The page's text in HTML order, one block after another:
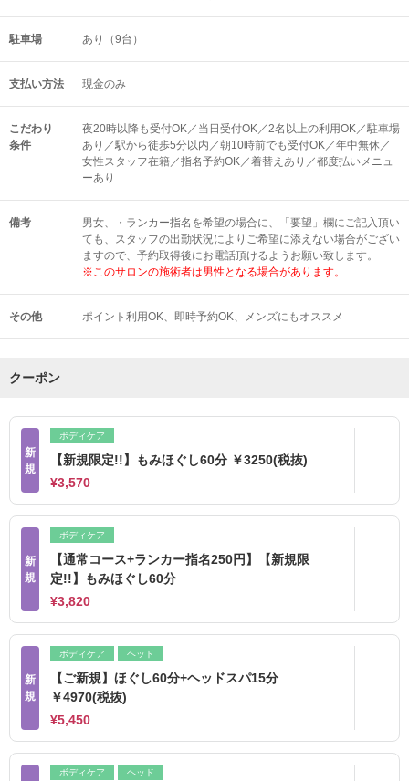
駐車場 あり（9台）
支払い方法 現金のみ
こだわり
条件
夜20時以降も受付OK／当日受付OK／2名以上の利用OK／駐車場
あり／駅から徒歩5分以内／朝10時前でも受付OK／年中無休／
女性スタッフ在籍／指名予約OK／着替えあり／都度払いメニュ
ーあり
備考
男女、・ランカー指名を希望の場合に、「要望」欄にご記入頂い
ても、スタッフの出勤状況によりご希望に添えない場合がござい
ますので、予約取得後にお電話頂けるようお願い致します。
※このサロンの施術者は男性となる場合があります。
その他 ポイント利用OK 即時予約OK メンズにもオススメ
クーポン
新
規
ボディケア
【新規限定!!】もみほぐし60分 ￥3250(税抜)
¥3,570
新
規
ボディケア
【通常コース+ランカー指名250円】【新規限
定!!】もみほぐし60分
¥3,820
新
規
ボディケア ヘッド
【ご新規】ほぐし60分+ヘッドスパ15分
￥4970(税抜)
¥5,450
ボディケア ヘッド